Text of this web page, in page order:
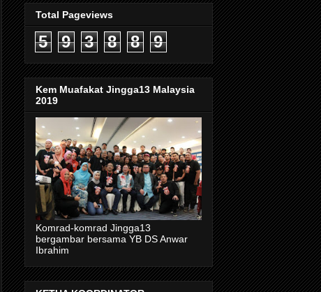
Total Pageviews
5 9 3 8 8 9
Kem Muafakat Jingga13 Malaysia
2019
Komrad-komrad Jingga13
bergambar bersama YB DS Anwar
Ibrahim